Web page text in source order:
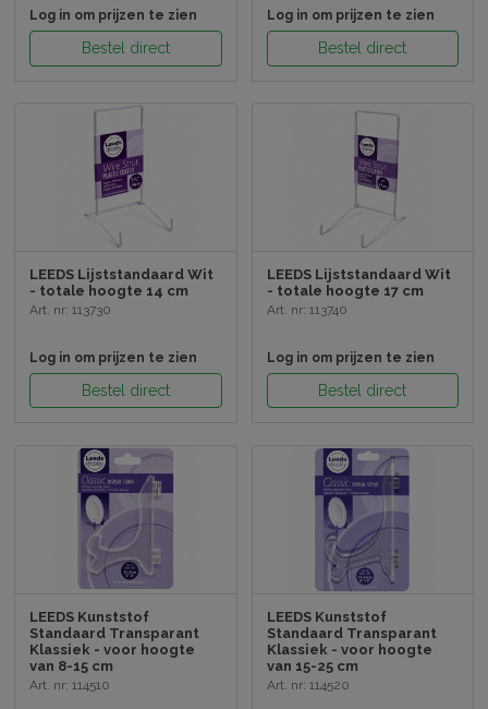
Log in om prijzen te zien
Bestel direct
Log in om prijzen te zien
Bestel direct
LEEDS Lijststandaard Wit
- totale hoogte 14 cm
Art. nr: 113730
Log in om prijzen te zien
Bestel direct
LEEDS Lijststandaard Wit
- totale hoogte 17 cm
Art. nr: 113740
Log in om prijzen te zien
Bestel direct
LEEDS Kunststof
Standaard Transparant
Klassiek - voor hoogte
van 8-15 cm
Art. nr: 114510
LEEDS Kunststof
Standaard Transparant
Klassiek - voor hoogte
van 15-25 cm
Art. nr: 114520